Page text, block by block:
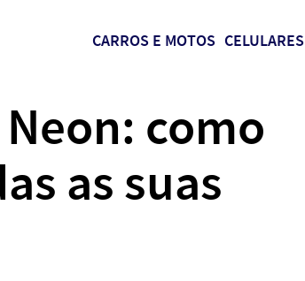
CARROS E MOTOS CELULARES
como
as suas